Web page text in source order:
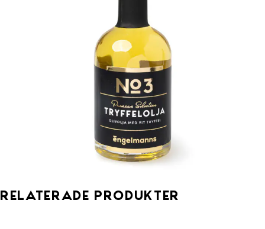
Relaterade produkter